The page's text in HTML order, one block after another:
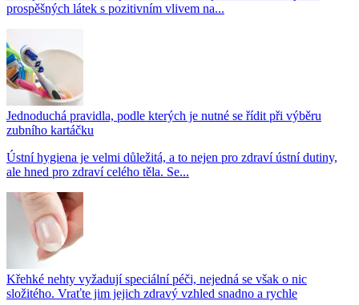
prospěšných látek s pozitivním vlivem na...
Jednoduchá pravidla, podle kterých je nutné se řídit při výběru
zubního kartáčku
Ústní hygiena je velmi důležitá, a to nejen pro zdraví ústní dutiny,
ale hned pro zdraví celého těla. Se...
Křehké nehty vyžadují speciální péči, nejedná se však o nic
složitého. Vraťte jim jejich zdravý vzhled snadno a rychle